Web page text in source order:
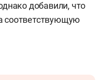
добавили, что
соответствующую